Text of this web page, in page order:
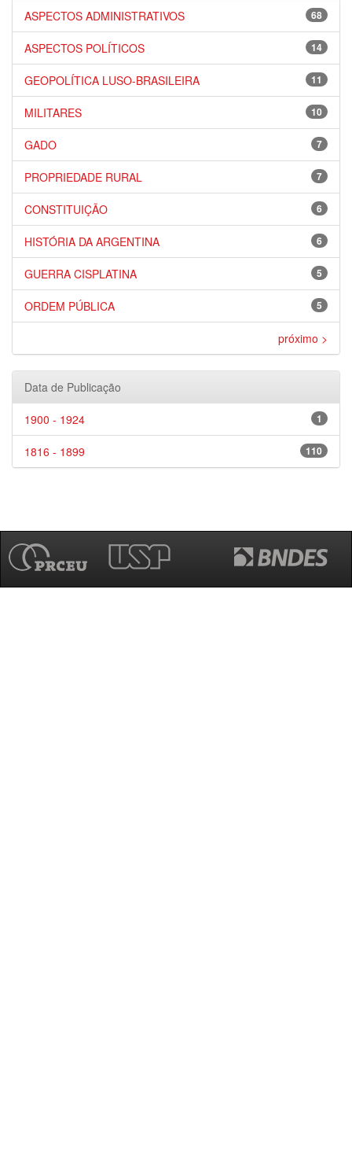
68
ASPECTOS ADMINISTRATIVOS
14
ASPECTOS POLÍTICOS
11
GEOPOLÍTICA LUSO-BRASILEIRA
10
MILITARES
7
GADO
7
PROPRIEDADE RURAL
6
CONSTITUIÇÃO
6
HISTÓRIA DA ARGENTINA
5
GUERRA CISPLATINA
5
ORDEM PÚBLICA
próximo >
Data de Publicação
1
1900 - 1924
110
1816 - 1899